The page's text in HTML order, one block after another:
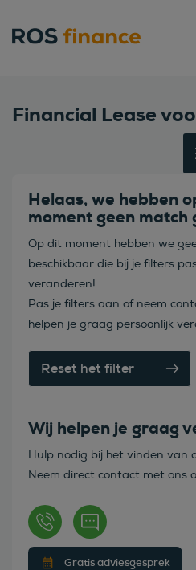
Financial Lease
Helaas, we hebben
moment geen match
Op dit moment hebben we
beschikbaar die bij je filters
veranderen!
Pas je filters aan of neem
helpen je graag persoonlijk
Reset het filter
Wij helpen je graag
Hulp nodig bij het vinden van
Neem direct contact met ons
Gratis adviesgesprek